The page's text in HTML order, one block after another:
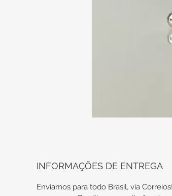
INFORMAÇÕES DE ENTREGA
Enviamos para todo Brasil, via